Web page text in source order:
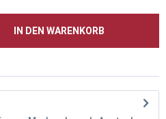
IN DEN WARENKORB